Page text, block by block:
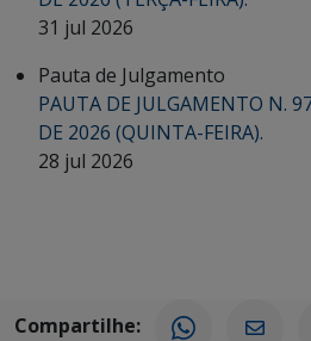
31 jul 2026
Pauta de Julgamento
PAUTA DE JULGAMENTO N.
DE 2026 (QUINTA-FEIRA).
28 jul 2026
Compartilhe: